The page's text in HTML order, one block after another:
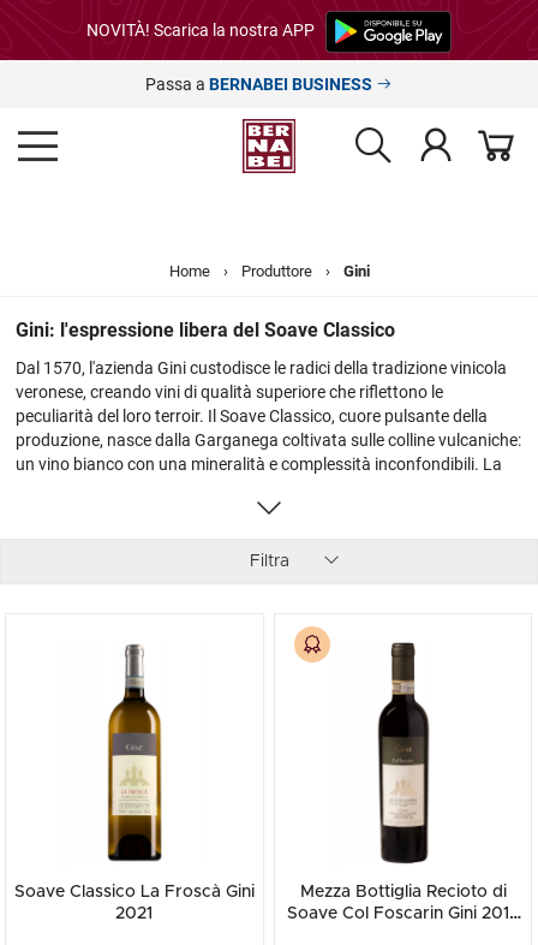
NOVITÀ! Scarica la nostra APP
Passa a BERNABEI BUSINESS
Home › Produttore › Gini
Gini: l'espressione libera del Soave Classico
Dal 1570, l'azienda Gini custodisce le radici della tradizione vinicola
veronese, creando vini di qualità superiore che riflettono le
peculiarità del loro terroir. Il Soave Classico, cuore pulsante della
produzione, nasce dalla Garganega coltivata sulle colline vulcaniche:
un vino bianco con una mineralità e complessità inconfondibili. La
ha fatto dell'eccellenza la sua bandiera, esprimendo un carattere
Filtra
Soave Classico La Froscà Gini
2021
Mezza Bottiglia Recioto di
Soave Col Foscarin Gini 2016